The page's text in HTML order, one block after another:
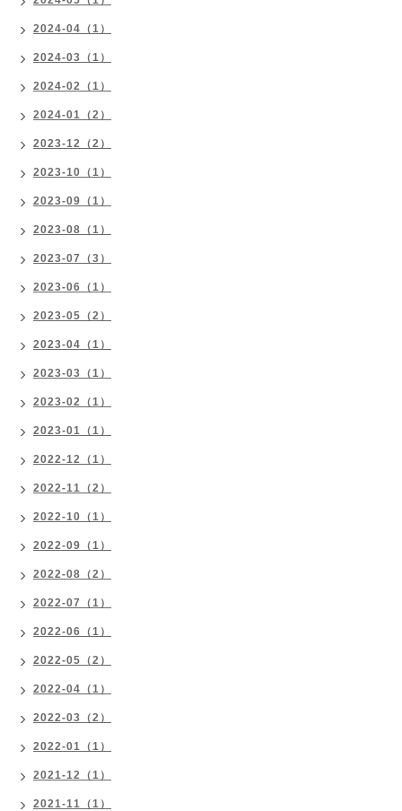
2024-04（1）
2024-03（1）
2024-02（1）
2024-01（2）
2023-12（2）
2023-10（1）
2023-09（1）
2023-08（1）
2023-07（3）
2023-06（1）
2023-05（2）
2023-04（1）
2023-03（1）
2023-02（1）
2023-01（1）
2022-12（1）
2022-11（2）
2022-10（1）
2022-09（1）
2022-08（2）
2022-07（1）
2022-06（1）
2022-05（2）
2022-04（1）
2022-03（2）
2022-01（1）
2021-12（1）
2021-11（1）